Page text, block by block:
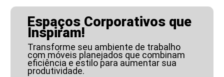
Espaços Corporativos que
Inspiram!
Transforme seu ambiente de trabalho
com móveis planejados que combinam
eficiência e estilo para aumentar sua
produtividade.